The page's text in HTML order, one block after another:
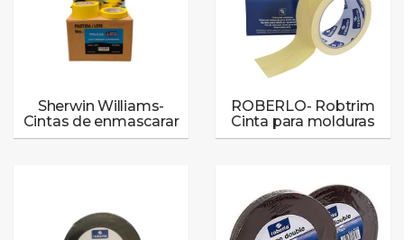
Sherwin Williams-
Cintas de enmascarar
ROBERLO- Robtrim
Cinta para molduras